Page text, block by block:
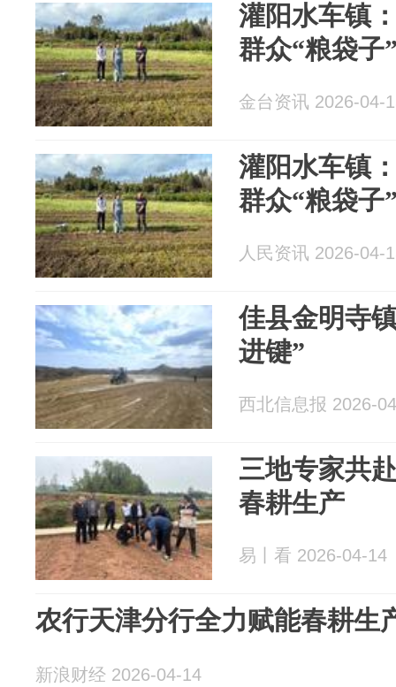
灌阳水车镇
群众“粮袋子
金台资讯 2026-04-
灌阳水车镇
群众“粮袋子
人民资讯 2026-04-
佳县金明寺
进键”
西北信息报 2026-
三地专家共
春耕生产
易丨看 2026-04-14
农行天津分行全力赋能春耕生
新浪财经 2026-04-14